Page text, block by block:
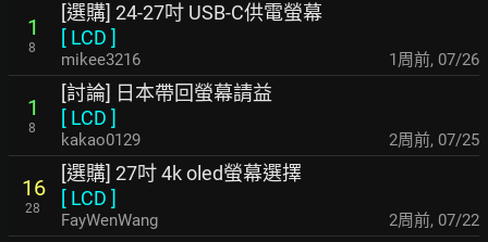
1
8
[選購] 24-27吋 USB-C供電螢幕
[ LCD ]
mikee3216 1周前, 07/26
1
8
[討論] 日本帶回螢幕請益
[ LCD ]
kakao0129 2周前, 07/25
16
28
[選購] 27吋 4k oled螢幕選擇
[ LCD ]
FayWenWang 2周前, 07/22